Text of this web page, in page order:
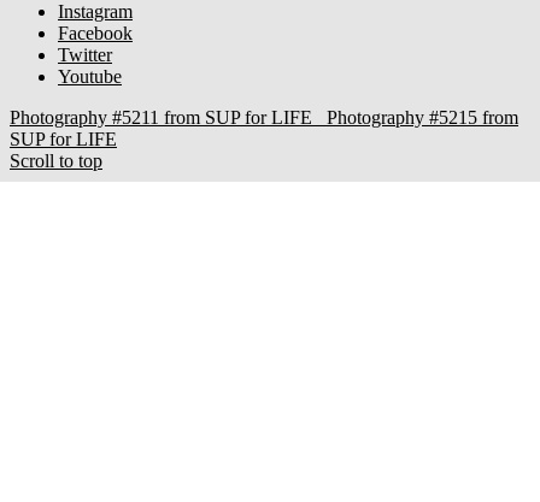
Instagram
Facebook
Twitter
Youtube
Photography #5211 from SUP for LIFE
Photography #5215 from
SUP for LIFE
Scroll to top